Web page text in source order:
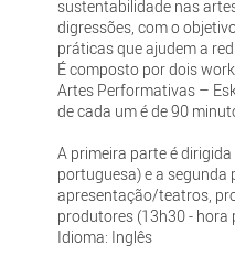
sustentabilidade nas
digressões, com o
práticas que ajudem a
É composto por dois
Artes Performativas –
de cada um é de 90
A primeira parte é
portuguesa) e a segunda
apresentação/teatros,
produtores (13h30 - hora
Idioma: Inglês